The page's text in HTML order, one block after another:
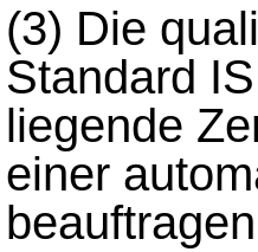
(3) Die
Standard
liegende
einer